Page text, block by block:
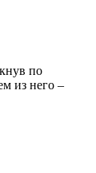
по
из него –